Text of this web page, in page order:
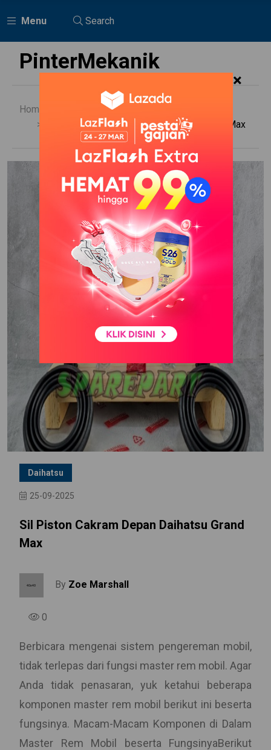
Menu Search
PinterMekanik
Home
Daihatsu
Sil Piston Cakram Depan Daihatsu Grand Max
Daihatsu
25-09-2025
Sil Piston Cakram Depan Daihatsu Grand
Max
By Zoe Marshall
0
Berbicara mengenai sistem pengereman mobil,
tidak terlepas dari fungsi master rem mobil. Agar
Anda tidak penasaran, yuk ketahui beberapa
komponen master rem mobil berikut ini beserta
fungsinya. Macam-Macam Komponen di Dalam
Master Rem Mobil beserta FungsinyaBerikut
×